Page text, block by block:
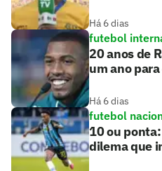
Há 6 dias
futebol
20 anos de
um ano
Há 6 dias
futebol
10 ou
dilema que